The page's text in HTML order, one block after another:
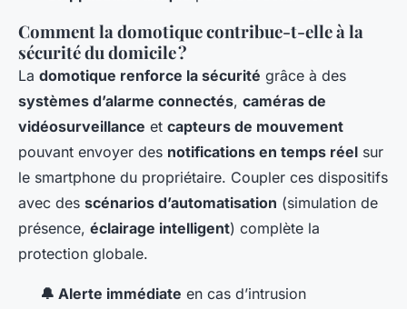
Comment la domotique contribue-t-elle à la
sécurité du domicile ?
La domotique renforce la sécurité grâce à des
systèmes d’alarme connectés, caméras de
vidéosurveillance et capteurs de mouvement
pouvant envoyer des notifications en temps réel sur
le smartphone du propriétaire. Coupler ces dispositifs
avec des scénarios d’automatisation (simulation de
présence, éclairage intelligent) complète la
protection globale.
🔔 Alerte immédiate en cas d’intrusion